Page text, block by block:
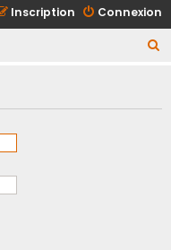
Connexion
Inscription
h